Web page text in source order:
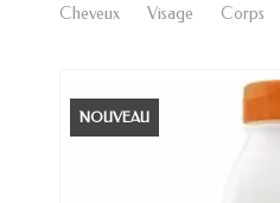
Cheveux
Visage Corps
NOUVEAU